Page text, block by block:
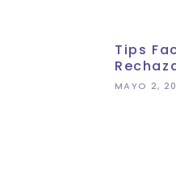
Tips
MAYO 2,